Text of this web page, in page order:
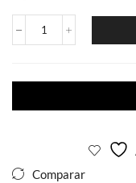
Sweater
Personaje
cantidad
Comparar